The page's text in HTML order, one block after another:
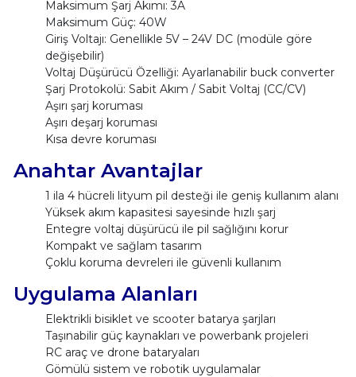
Maksimum Şarj Akımı: 3A
Maksimum Güç: 40W
Giriş Voltajı: Genellikle 5V – 24V DC (modüle göre
değişebilir)
Voltaj Düşürücü Özelliği: Ayarlanabilir buck converter
Şarj Protokolü: Sabit Akım / Sabit Voltaj (CC/CV)
Aşırı şarj koruması
Aşırı deşarj koruması
Kısa devre koruması
Anahtar Avantajlar
1 ila 4 hücreli lityum pil desteği ile geniş kullanım alanı
Yüksek akım kapasitesi sayesinde hızlı şarj
Entegre voltaj düşürücü ile pil sağlığını korur
Kompakt ve sağlam tasarım
Çoklu koruma devreleri ile güvenli kullanım
Uygulama Alanları
Elektrikli bisiklet ve scooter batarya şarjları
Taşınabilir güç kaynakları ve powerbank projeleri
RC araç ve drone bataryaları
Gömülü sistem ve robotik uygulamalar